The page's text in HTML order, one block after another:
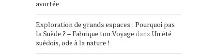
avortée
Exploration de grands espaces : Pourquoi pas
la Suède ? – Fabrique ton Voyage dans Un été
suédois, ode à la nature !